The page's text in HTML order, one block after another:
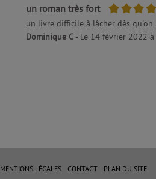
un roman très fort 5/5
un livre difficile à lâcher dès
Dominique C - Le 14 février 2022
MENTIONS LÉGALES CONTACT PLAN DU SITE